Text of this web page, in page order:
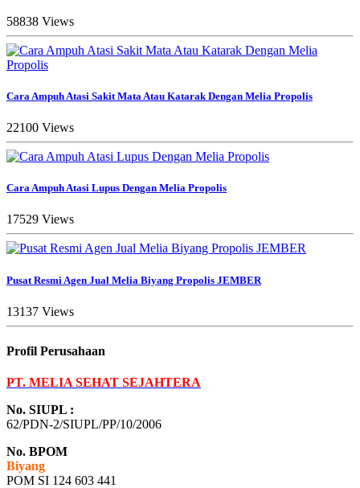
58838 Views
Cara Ampuh Atasi Sakit Mata Atau Katarak Dengan Melia Propolis
22100 Views
Cara Ampuh Atasi Lupus Dengan Melia Propolis
17529 Views
Pusat Resmi Agen Jual Melia Biyang Propolis JEMBER
13137 Views
Profil Perusahaan
PT. MELIA SEHAT SEJAHTERA
No. SIUPL :
62/PDN-2/SIUPL/PP/10/2006
No. BPOM
Biyang
POM SI 124 603 441